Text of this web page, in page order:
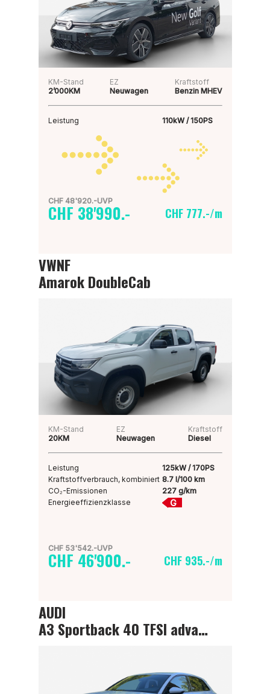
KM-Stand
2’000KM
EZ
Neuwagen
Kraftstoff
Benzin MHEV
Leistung 110kW / 150PS
CHF 48'920.-UVP
CHF 38'990.- CHF 777.-/m
VWNF
Amarok DoubleCab
KM-Stand
20KM
EZ
Neuwagen
Kraftstoff
Diesel
Leistung
125kW / 170PS
Kraftstoffverbrauch, kombiniert 8.7 l/100 km
CO₂-Emissionen
227 g/km
Energieeffizienzklasse
G
CHF 53'542.-UVP
CHF 46'900.- CHF 935.-/m
AUDI
A3 Sportback 40 TFSI advanced